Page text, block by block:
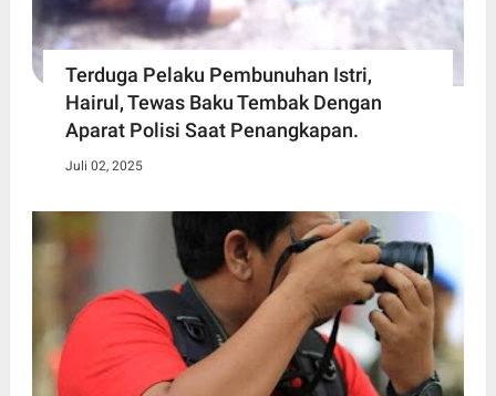
Terduga Pelaku Pembunuhan Istri,
Hairul, Tewas Baku Tembak Dengan
Aparat Polisi Saat Penangkapan.
Juli 02, 2025